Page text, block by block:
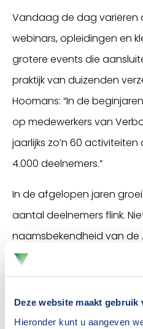
Deze website maakt gebruik
Hieronder kunt u aangeven
Vandaag de dag variëren
webinars, opleidingen en
grotere events die
praktijk van duizenden
Hoomans: “In de
op medewerkers van
jaarlijks zo’n 60
4.000 deelnemers.”
In de afgelopen jaren
aantal deelnemers flink.
naamsbekendheid van
van de webinarstudio.
activiteiten nu toegankelijk
de hele keten van
bestuurders. “Al deze